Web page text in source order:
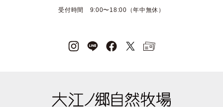
受付時間 9:00〜18:00（年中無休）